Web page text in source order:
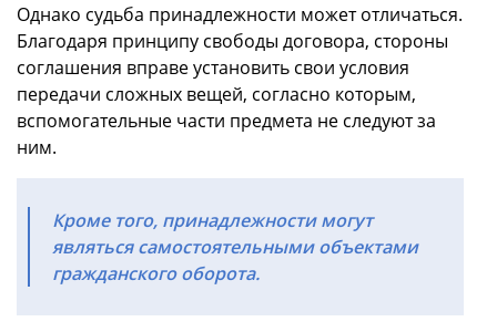
Однако судьба принадлежности может отличаться.
Благодаря принципу свободы договора, стороны
соглашения вправе установить свои условия
передачи сложных вещей, согласно которым,
вспомогательные части предмета не следуют за
ним.
Кроме того, принадлежности могут
являться самостоятельными объектами
гражданского оборота.